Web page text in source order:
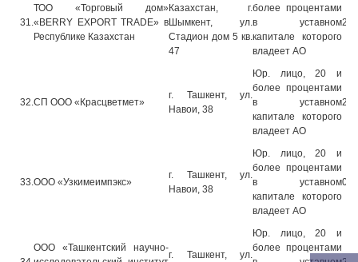
31.
ТОО «Торговый дом»
«BERRY EXPORT TRADE» в
Республике Казахстан
Казахстан, г.
Шымкент, ул.
Стадион дом 5 кв.
47
более процентами
в уставном
капитале которого
владеет АО
32.СП ООО «Красцветмет»
г. Ташкент, ул.
Навои, 38
Юр. лицо, 20 и
более процентами
в уставном
капитале которого
владеет АО
33.ООО «Узкимеимпэкс»
г. Ташкент, ул.
Навои, 38
Юр. лицо, 20 и
более процентами
в уставном
капитале которого
владеет АО
ООО «Ташкентский научно-
г. Ташкент, ул.
Юр. лицо, 20 и
более процентами